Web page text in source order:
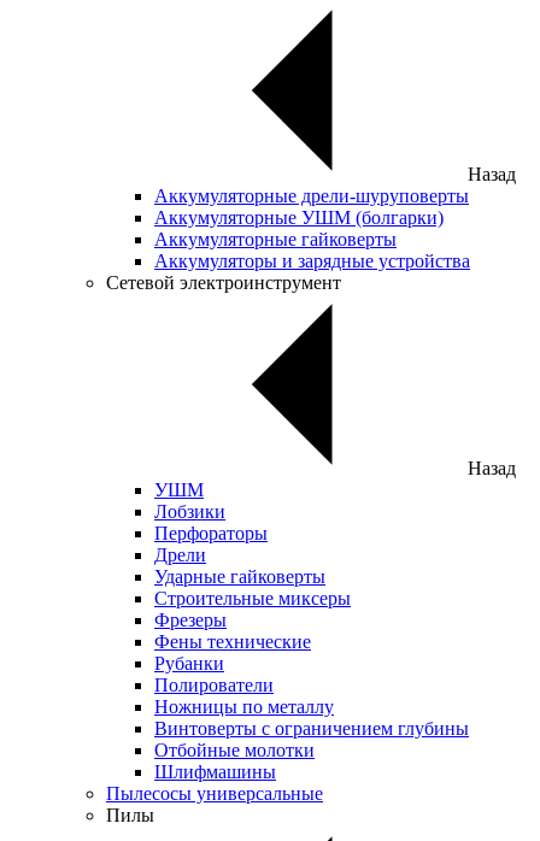
Назад
Аккумуляторные дрели-шуруповерты
Аккумуляторные УШМ (болгарки)
Аккумуляторные гайковерты
Аккумуляторы и зарядные устройства
Сетевой электроинструмент
Назад
УШМ
Лобзики
Перфораторы
Дрели
Ударные гайковерты
Строительные миксеры
Фрезеры
Фены технические
Рубанки
Полирователи
Ножницы по металлу
Винтоверты с ограничением глубины
Отбойные молотки
Шлифмашины
Пылесосы универсальные
Пилы